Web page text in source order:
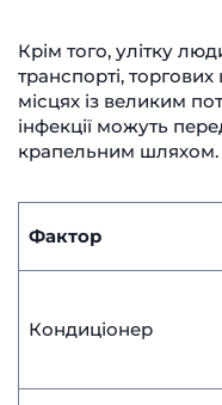
Крім того, улітку
транспорті,
місцях із великим
інфекції можуть
крапельним шляхом.
Фактор
Кондиціонер